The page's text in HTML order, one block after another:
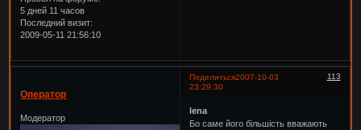
5 дней 11 часов
Последний визит:
2009-05-11 21:56:10
Поделиться 113
2007-10-03
23:29:30
Оператор
Модератор
lena
Бо саме його більшість вважають